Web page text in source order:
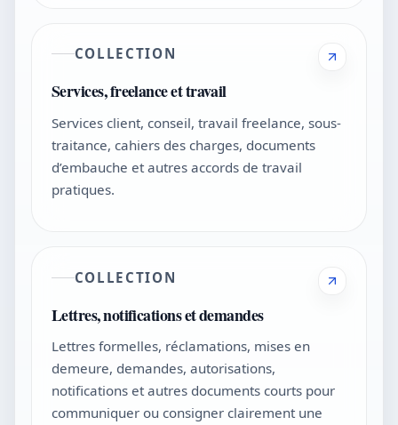
COLLECTION
Services, freelance et travail
Services client, conseil, travail freelance, sous-
traitance, cahiers des charges, documents
d’embauche et autres accords de travail
pratiques.
COLLECTION
Lettres, notifications et demandes
Lettres formelles, réclamations, mises en
demeure, demandes, autorisations,
notifications et autres documents courts pour
communiquer ou consigner clairement une